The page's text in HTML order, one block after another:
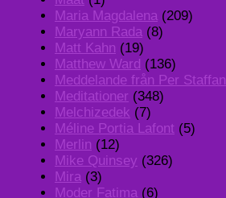
Maria Magdalena (209)
Maryann Rada (8)
Matt Kahn (19)
Matthew Ward (136)
Meddelande från Per Staffan
Meditationer (348)
Melchizedek (7)
Méline Portia Lafont (5)
Merlin (12)
Mike Quinsey (326)
Mira (3)
Moder Fatima (6)